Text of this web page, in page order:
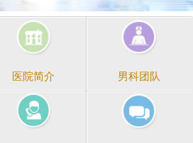
医院简介 男科团队